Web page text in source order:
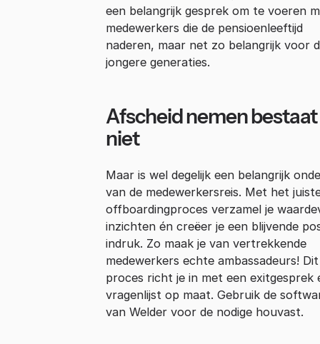
een belangrijk gesprek om te voeren
medewerkers die de pensioenleeftijd
naderen, maar net zo belangrijk voor
jongere generaties.
Afscheid nemen bestaat
niet
Maar is wel degelijk een belangrijk
van de medewerkersreis. Met het
offboardingproces verzamel je
inzichten én creëer je een blijvende
indruk. Zo maak je van vertrekkende
medewerkers echte ambassadeurs! Dit
proces richt je in met een exitgesprek
vragenlijst op maat. Gebruik de
van Welder voor de nodige houvast.